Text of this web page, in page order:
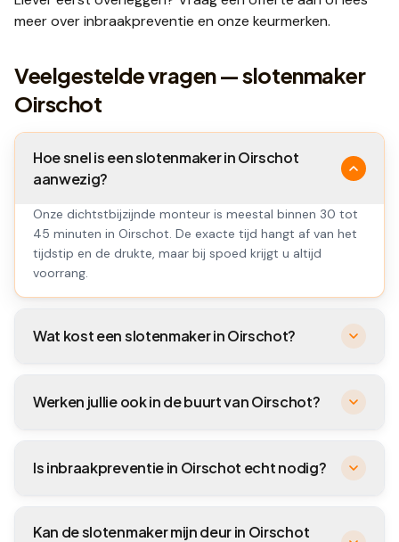
meer overinbraakpreventie en onze keurmerken.
Veelgestelde vragen — slotenmaker
Oirschot
Hoe snel is een slotenmaker in Oirschot
aanwezig?
Onze dichtstbijzijnde monteur is meestal binnen 30 tot
45 minuten in Oirschot. De exacte tijd hangt af van het
tijdstip en de drukte, maar bij spoed krijgt u altijd
voorrang.
Wat kost een slotenmaker in Oirschot?
Werken jullie ook in de buurt van Oirschot?
Is inbraakpreventie in Oirschot echt nodig?
Kan de slotenmaker mijn deur in Oirschot